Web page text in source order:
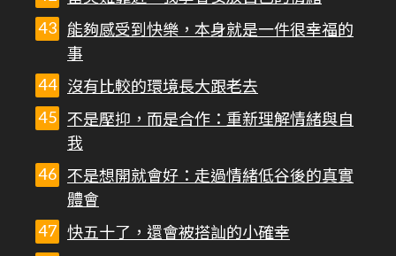
能夠感受到快樂，本身就是一件很幸福的
事
沒有比較的環境長大跟老去
不是壓抑，而是合作：重新理解情緒與自
我
不是想開就會好：走過情緒低谷後的真實
體會
快五十了，還會被搭訕的小確幸